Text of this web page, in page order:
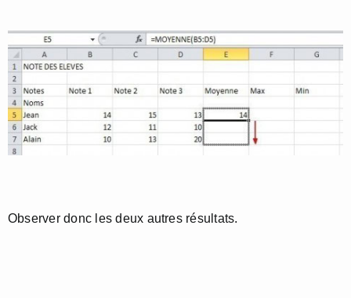
Observer donc les deux autres résultats.